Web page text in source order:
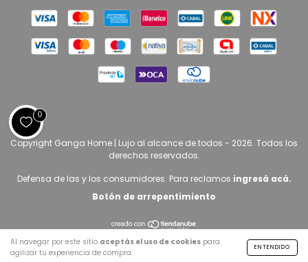
Al navegar por este sitio aceptás el uso de cookies para
agilizar tu experiencia de compra.
ENTENDIDO
Copyright Ganga Home | Lujo al alcance de todos - 2026. Todos los
derechos reservados.
Defensa de las y los consumidores. Para reclamos ingresá acá.
Botón de arrepentimiento
0